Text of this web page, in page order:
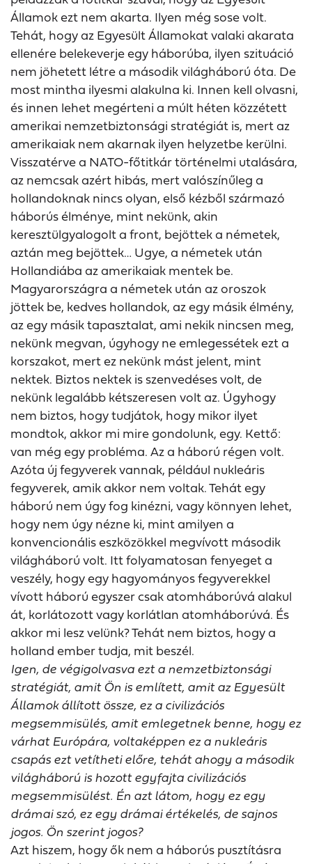
Államok ezt nem akarta. Ilyen még sose volt.
Tehát, hogy az Egyesült Államokat valaki akarata
ellenére belekeverje egy háborúba, ilyen szituáció
nem jöhetett létre a második világháború óta. De
most mintha ilyesmi alakulna ki. Innen kell olvasni,
és innen lehet megérteni a múlt héten közzétett
amerikai nemzetbiztonsági stratégiát is, mert az
amerikaiak nem akarnak ilyen helyzetbe kerülni.
Visszatérve a NATO-főtitkár történelmi utalására,
az nemcsak azért hibás, mert valószínűleg a
hollandoknak nincs olyan, első kézből származó
háborús élménye, mint nekünk, akin
keresztülgyalogolt a front, bejöttek a németek,
aztán meg bejöttek… Ugye, a németek után
Hollandiába az amerikaiak mentek be.
Magyarországra a németek után az oroszok
jöttek be, kedves hollandok, az egy másik élmény,
az egy másik tapasztalat, ami nekik nincsen meg,
nekünk megvan, úgyhogy ne emlegessétek ezt a
korszakot, mert ez nekünk mást jelent, mint
nektek. Biztos nektek is szenvedéses volt, de
nekünk legalább kétszeresen volt az. Úgyhogy
nem biztos, hogy tudjátok, hogy mikor ilyet
mondtok, akkor mi mire gondolunk, egy. Kettő:
van még egy probléma. Az a háború régen volt.
Azóta új fegyverek vannak, például nukleáris
fegyverek, amik akkor nem voltak. Tehát egy
háború nem úgy fog kinézni, vagy könnyen lehet,
hogy nem úgy nézne ki, mint amilyen a
konvencionális eszközökkel megvívott második
világháború volt. Itt folyamatosan fenyeget a
veszély, hogy egy hagyományos fegyverekkel
vívott háború egyszer csak atomháborúvá alakul
át, korlátozott vagy korlátlan atomháborúvá. És
akkor mi lesz velünk? Tehát nem biztos, hogy a
holland ember tudja, mit beszél.
Igen, de végigolvasva ezt a nemzetbiztonsági
stratégiát, amit Ön is említett, amit az Egyesült
Államok állított össze, ez a civilizációs
megsemmisülés, amit emlegetnek benne, hogy ez
várhat Európára, voltaképpen ez a nukleáris
csapás ezt vetítheti előre, tehát ahogy a második
világháború is hozott egyfajta civilizációs
megsemmisülést. Én azt látom, hogy ez egy
drámai szó, ez egy drámai értékelés, de sajnos
jogos. Ön szerint jogos?
Azt hiszem, hogy ők nem a háborús pusztításra